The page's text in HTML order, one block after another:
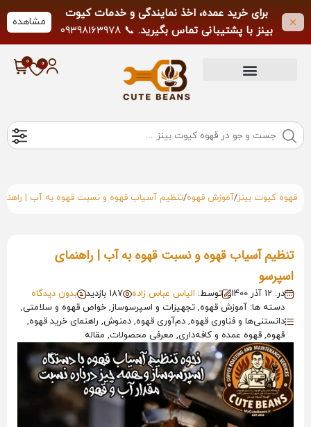
برای خرید عمده، اخذ نمایندگی و خدمات کیوت
بینز با پشتیبانی تماس بگیرید. 📞 09398163978
لطفاً از تماس خارج از ساعات کاری خودداری
فرمایید.
مشاهده
قهوه کیوت بینز/آموزش قهوه/تنظیم آسیاب قهوه و نسبت قهوه به آب |
تنظیم آسیاب قهوه و نسبت قهوه به آب | راهنمای
اسپرسو
در: 12 آذر 1400 توسط: الیاس عباس زاده 187 بازدید
بدون دیدگاه
دسته ها: آموزش قهوه, تجهیزات و اسپرسوساز, خواص قهوه و سلامتی,
دانستنی‌ها و فناوری قهوه, دم‌آوری قهوه, دمنوش, راهنمای خرید قهوه,
قهوه, قهوه عمده و کافه‌داری, معرفی محصولات, مقاله